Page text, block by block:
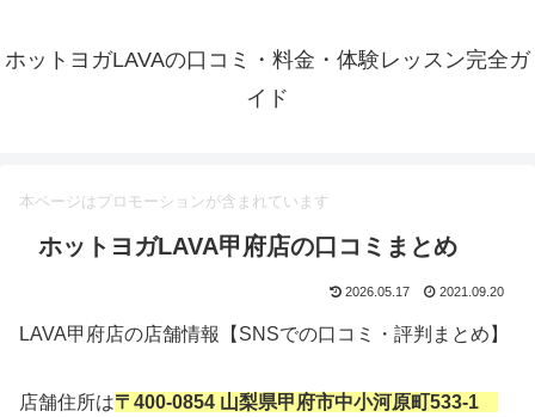
ホットヨガLAVAの口コミ・料金・体験レッスン完全ガ
イド
本ページはプロモーションが含まれています
ホットヨガLAVA甲府店の口コミまとめ
2026.05.17 2021.09.20
LAVA甲府店の店舗情報【SNSでの口コミ・評判まとめ】
店舗住所は〒400-0854 山梨県甲府市中小河原町533-1